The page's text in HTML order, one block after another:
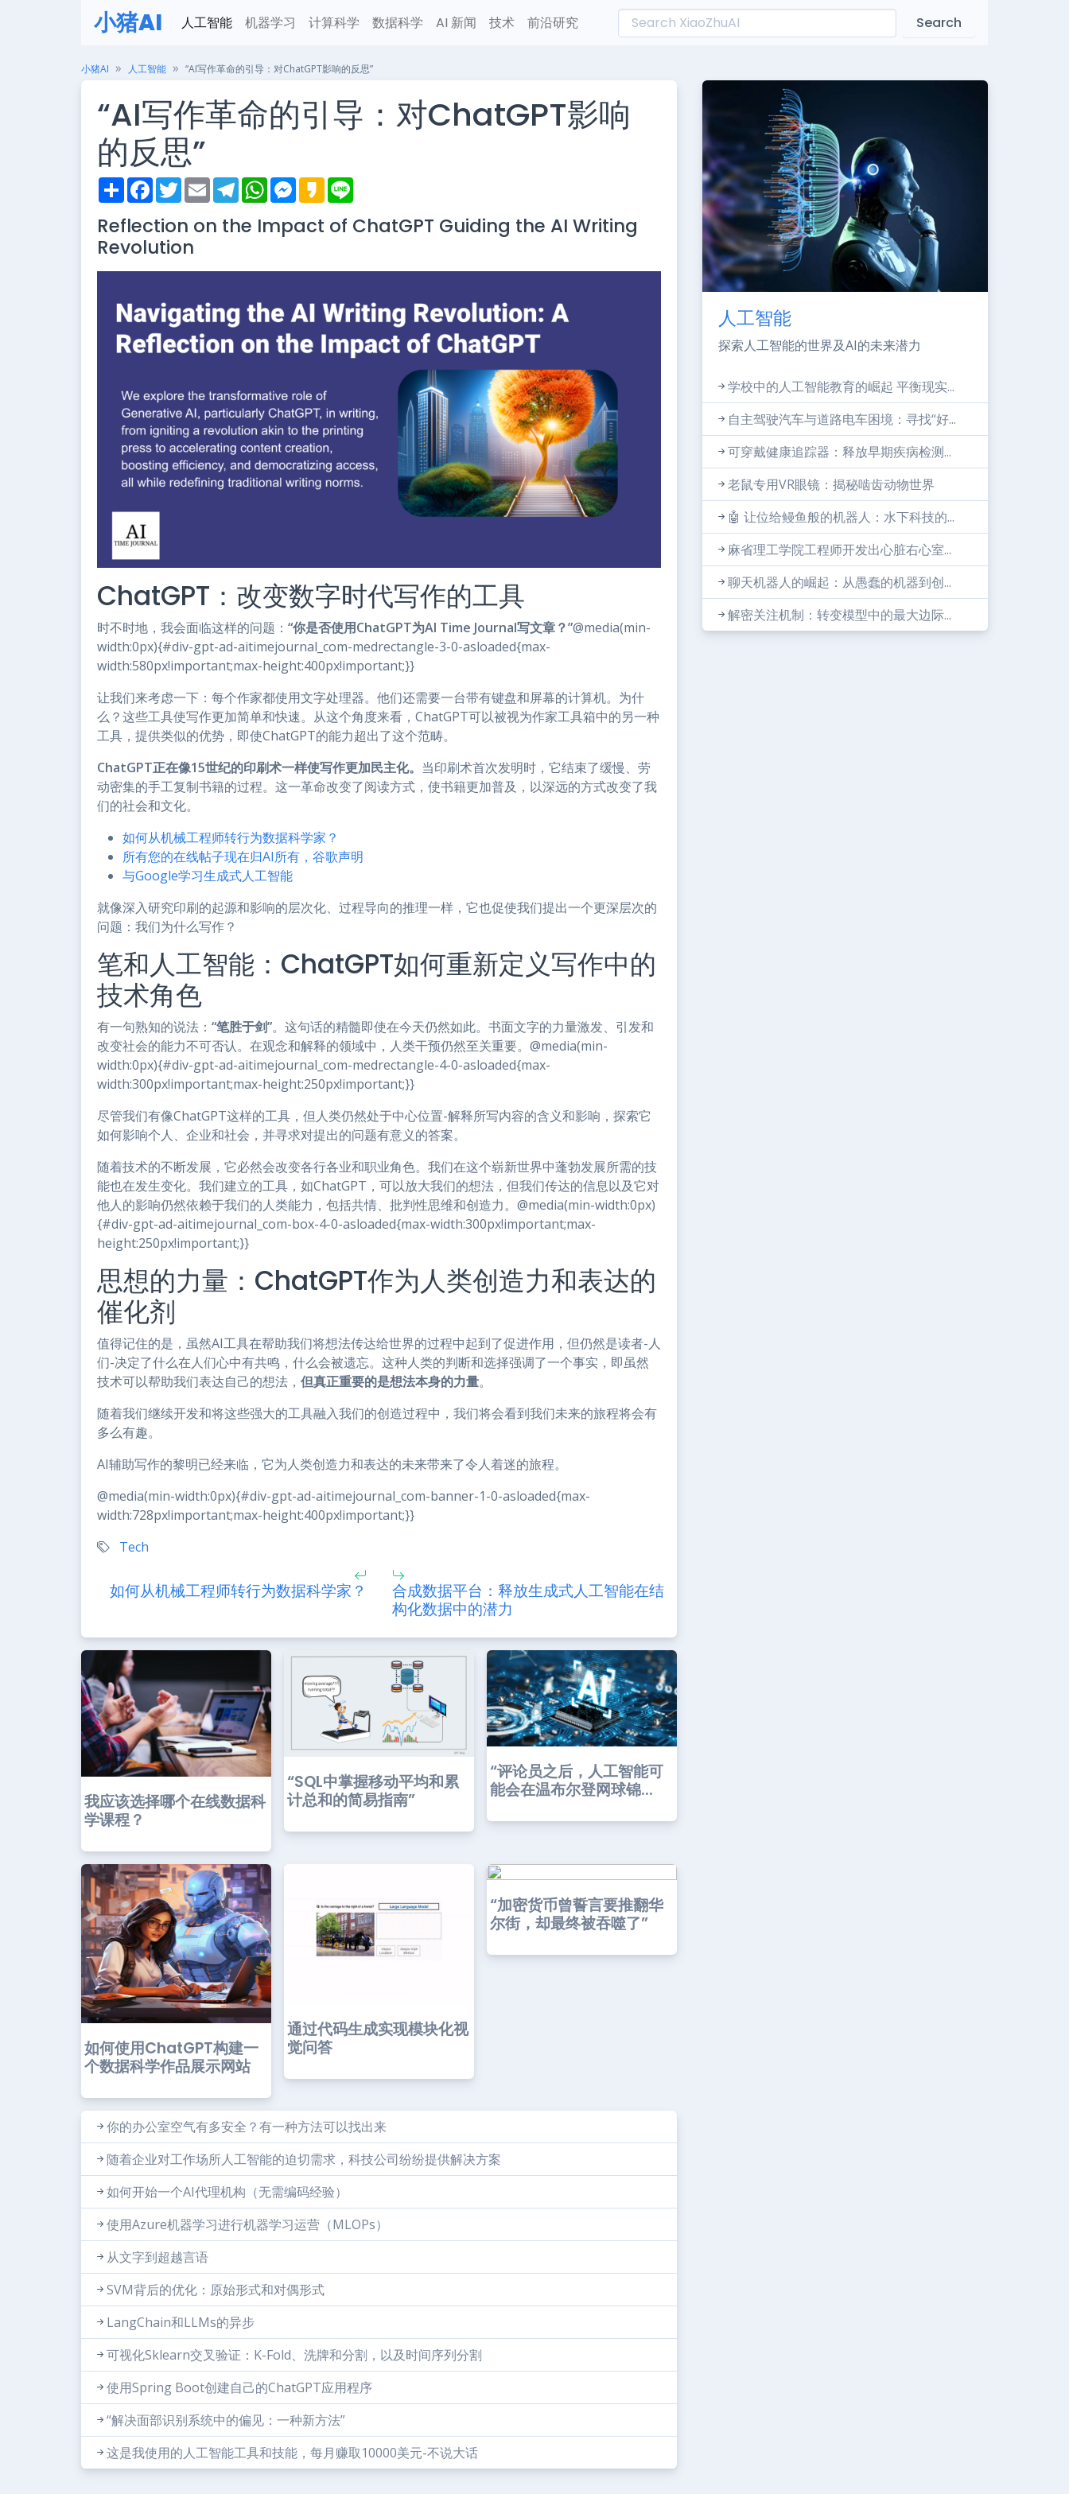
小猪AI 人工智能 机器学习 计算科学 数据科学 AI 新闻 技术 前沿研究 Search
小猪AI 人工智能 “AI写作革命的引导：对ChatGPT影响的反思”
“AI写作革命的引导：对ChatGPT影响
的反思”
S
h
r
e
F
a
e
b
o
k
T
w
t
t
e
E
m
i
T
e
e
g
m
W
h
t
s
p
M
e
s
e
e
K
a
a
o
e
Reflection on the Impact of ChatGPT Guiding the AI Writing
Revolution
ChatGPT：改变数字时代写作的工具
时不时地，我会面临这样的问题： “你是否使用ChatGPT为AI Time Journal写文章？”@media(min-
width:0px){#div-gpt-ad-aitimejournal_com-medrectangle-3-0-asloaded{max-
width:580px!important;max-height:400px!important;}}
让我们来考虑一下：每个作家都使用文字处理器。他们还需要一台带有键盘和屏幕的计算机。为什
么？这些工具使写作更加简单和快速。从这个角度来看，ChatGPT可以被视为作家工具箱中的另一种
工具，提供类似的优势，即使ChatGPT的能力超出了这个范畴。
ChatGPT正在像15世纪的印刷术一样使写作更加民主化。 当印刷术首次发明时，它结束了缓慢、劳
动密集的手工复制书籍的过程。这一革命改变了阅读方式，使书籍更加普及，以深远的方式改变了我
们的社会和文化。
如何从机械工程师转行为数据科学家？
所有您的在线帖子现在归AI所有，谷歌声明
与Google学习生成式人工智能
就像深入研究印刷的起源和影响的层次化、过程导向的推理一样，它也促使我们提出一个更深层次的
问题：我们为什么写作？
笔和人工智能：ChatGPT如何重新定义写作中的
技术角色
有一句熟知的说法： “笔胜于剑”。这句话的精髓即使在今天仍然如此。书面文字的力量激发、引发和
改变社会的能力不可否认。在观念和解释的领域中，人类干预仍然至关重要。@media(min-
width:0px){#div-gpt-ad-aitimejournal_com-medrectangle-4-0-asloaded{max-
width:300px!important;max-height:250px!important;}}
尽管我们有像ChatGPT这样的工具，但人类仍然处于中心位置-解释所写内容的含义和影响，探索它
如何影响个人、企业和社会，并寻求对提出的问题有意义的答案。
随着技术的不断发展，它必然会改变各行各业和职业角色。我们在这个崭新世界中蓬勃发展所需的技
能也在发生变化。我们建立的工具，如ChatGPT，可以放大我们的想法，但我们传达的信息以及它对
他人的影响仍然依赖于我们的人类能力，包括共情、批判性思维和创造力。@media(min-width:0px)
{#div-gpt-ad-aitimejournal_com-box-4-0-asloaded{max-width:300px!important;max-
height:250px!important;}}
思想的力量：ChatGPT作为人类创造力和表达的
催化剂
值得记住的是，虽然AI工具在帮助我们将想法传达给世界的过程中起到了促进作用，但仍然是读者-人
们-决定了什么在人们心中有共鸣，什么会被遗忘。这种人类的判断和选择强调了一个事实，即虽然
技术可以帮助我们表达自己的想法， 但真正重要的是想法本身的力量。
随着我们继续开发和将这些强大的工具融入我们的创造过程中，我们将会看到我们未来的旅程将会有
多么有趣。
AI辅助写作的黎明已经来临，它为人类创造力和表达的未来带来了令人着迷的旅程。
@media(min-width:0px){#div-gpt-ad-aitimejournal_com-banner-1-0-asloaded{max-
width:728px!important;max-height:400px!important;}}
Tech
如何从机械工程师转行为数据科学家？
合成数据平台：释放生成式人工智能在结
构化数据中的潜力
我应该选择哪个在线数据科
学课程？
“SQL中掌握移动平均和累
计总和的简易指南”
“评论员之后，人工智能可
能会在温布尔登网球锦...
如何使用ChatGPT构建一
个数据科学作品展示网站
通过代码生成实现模块化视
觉问答
“加密货币曾誓言要推翻华
尔街，却最终被吞噬了”
你的办公室空气有多安全？有一种方法可以找出来
随着企业对工作场所人工智能的迫切需求，科技公司纷纷提供解决方案
如何开始一个AI代理机构（无需编码经验）
使用Azure机器学习进行机器学习运营（MLOPs）
从文字到超越言语
SVM背后的优化：原始形式和对偶形式
LangChain和LLMs的异步
可视化Sklearn交叉验证：K-Fold、洗牌和分割，以及时间序列分割
使用Spring Boot创建自己的ChatGPT应用程序
“解决面部识别系统中的偏见：一种新方法”
这是我使用的人工智能工具和技能，每月赚取10000美元-不说大话
人工智能
探索人工智能的世界及AI的未来潜力
学校中的人工智能教育的崛起 平衡现实...
自主驾驶汽车与道路电车困境：寻找“好...
可穿戴健康追踪器：释放早期疾病检测...
老鼠专用VR眼镜：揭秘啮齿动物世界
🤖 让位给鳗鱼般的机器人：水下科技的...
麻省理工学院工程师开发出心脏右心室...
聊天机器人的崛起：从愚蠢的机器到创...
解密关注机制：转变模型中的最大边际...